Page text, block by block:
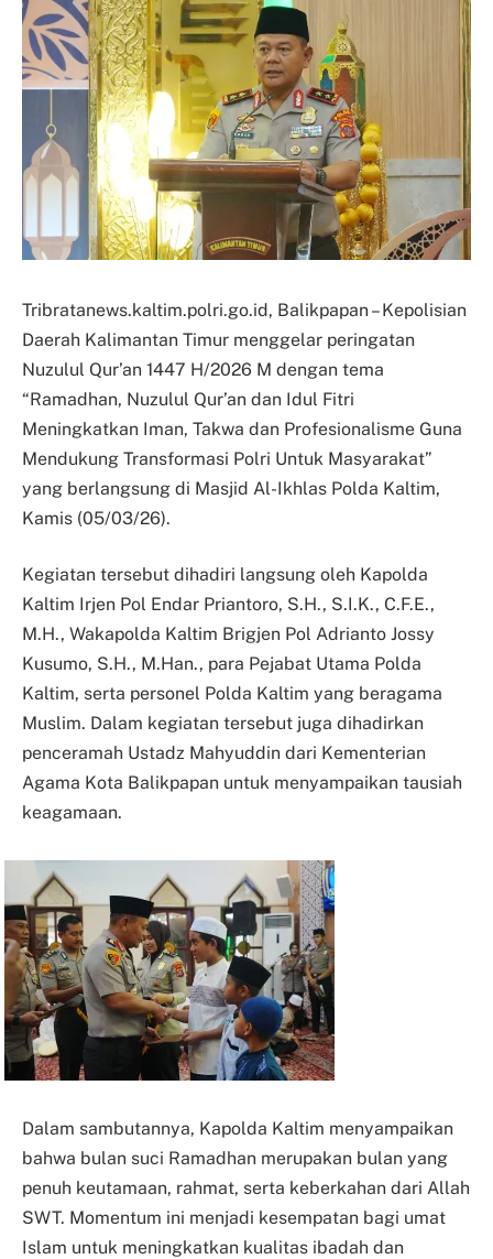
Tribratanews.kaltim.polri.go.id, Balikpapan – Kepolisian
Daerah Kalimantan Timur menggelar peringatan
Nuzulul Qur’an 1447 H/2026 M dengan tema
“Ramadhan, Nuzulul Qur’an dan Idul Fitri
Meningkatkan Iman, Takwa dan Profesionalisme Guna
Mendukung Transformasi Polri Untuk Masyarakat”
yang berlangsung di Masjid Al-Ikhlas Polda Kaltim,
Kamis (05/03/26).
Kegiatan tersebut dihadiri langsung oleh Kapolda
Kaltim Irjen Pol Endar Priantoro, S.H., S.I.K., C.F.E.,
M.H., Wakapolda Kaltim Brigjen Pol Adrianto Jossy
Kusumo, S.H., M.Han., para Pejabat Utama Polda
Kaltim, serta personel Polda Kaltim yang beragama
Muslim. Dalam kegiatan tersebut juga dihadirkan
penceramah Ustadz Mahyuddin dari Kementerian
Agama Kota Balikpapan untuk menyampaikan tausiah
keagamaan.
Dalam sambutannya, Kapolda Kaltim menyampaikan
bahwa bulan suci Ramadhan merupakan bulan yang
penuh keutamaan, rahmat, serta keberkahan dari Allah
SWT. Momentum ini menjadi kesempatan bagi umat
Islam untuk meningkatkan kualitas ibadah dan